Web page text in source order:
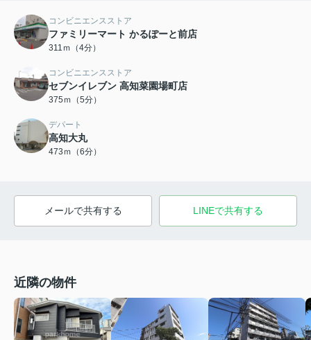
コンビニエンスストア
ファミリーマート かるぽーと前店
311ｍ（4分）
コンビニエンスストア
セブンイレブン 高知菜園場町店
375ｍ（5分）
デパート
高知大丸
473ｍ（6分）
メールで共有する LINEで共有する
近隣の物件